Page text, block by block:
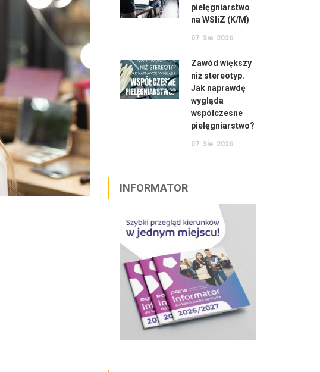
pielęgniarstwo
na WSIiZ (K/M)
07 Sie 2026
Zawód większy
niż stereotyp.
Jak naprawdę
wygląda
współczesne
pielęgniarstwo?
07 Sie 2026
INFORMATOR